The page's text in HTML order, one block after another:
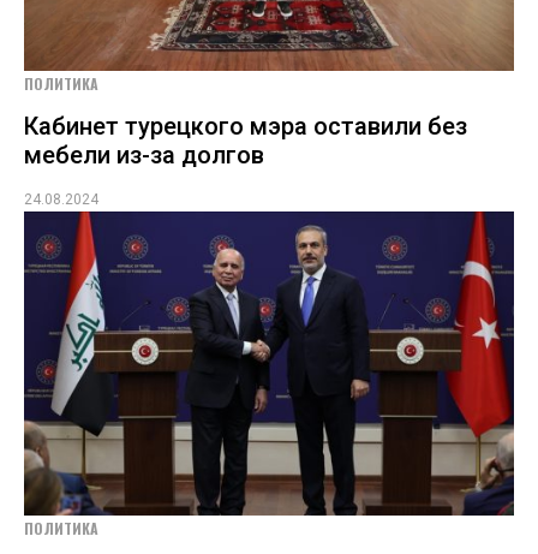
ПОЛИТИКА
Кабинет турецкого мэра оставили без
мебели из-за долгов
24.08.2024
ПОЛИТИКА